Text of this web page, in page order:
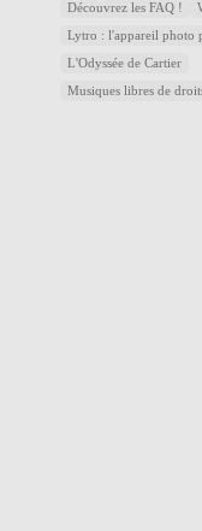
Découvrez les FAQ !
Lytro : l'appareil photo
L'Odyssée de Cartier
Musiques libres de